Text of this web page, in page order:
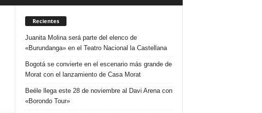
Recientes
Juanita Molina será parte del elenco de
«Burundanga» en el Teatro Nacional la Castellana
Bogotá se convierte en el escenario más grande de
Morat con el lanzamiento de Casa Morat
Beéle llega este 28 de noviembre al Davi Arena con
«Borondo Tour»